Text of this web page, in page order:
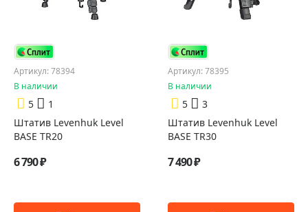
Артикул: 78394
В наличии
5
1
Штатив Levenhuk Level
BASE TR20
6 790 ₽
Артикул: 78395
В наличии
5
3
Штатив Levenhuk Level
BASE TR30
7 490 ₽